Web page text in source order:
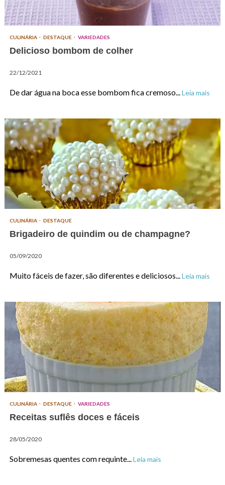
CULINÁRIA DESTAQUE VARIEDADES
Delicioso bombom de colher
22/12/2021
De dar água na boca esse bombom fica cremoso...Leia mais
CULINÁRIA DESTAQUE
Brigadeiro de quindim ou de champagne?
05/09/2020
Muito fáceis de fazer, são diferentes e deliciosos...Leia mais
CULINÁRIA DESTAQUE VARIEDADES
Receitas suflês doces e fáceis
28/05/2020
Sobremesas quentes com requinte...Leia mais